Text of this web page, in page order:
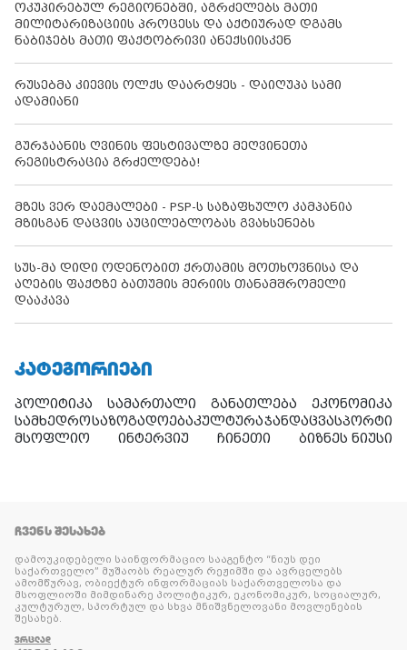
ოკუპირებულ რეგიონებში, აგრძელებს მათი
მილიტარიზაციის პროცესს და აქტიურად დგამს
ნაბიჯებს მათი ფაქტობრივი ანექსიისკენ
რუსებმა კიევის ოლქს დაარტყეს - დაიღუპა სამი
ადამიანი
გურჯაანის ღვინის ფესტივალზე მეღვინეთა
რეგისტრაცია გრძელდება!
მზეს ვერ დაემალები - PSP-ს საზაფხულო კამპანია
მზისგან დაცვის აუცილებლობას გვახსენებს
სუს-მა დიდი ოდენობით ქრთამის მოთხოვნისა და
აღების ფაქტზე ბათუმის მერიის თანამშრომელი
დააკავა
ᲙᲐᲢᲔᲒᲝᲠᲘᲔᲑᲘ
პოლიტიკა სამართალი განათლება
ეკონომიკა
სამხედროსაზოგადოებაკულტურაჯანდაცვასპორტი
მსოფლიო
ინტერვიუ ჩინეთი ბიზნეს ნიუსი
ᲩᲕᲔᲜᲡ ᲨᲔᲡᲐᲮᲔᲑ
დამოუკიდებელი საინფორმაციო სააგენტო “ნიუს დეი
საქართველო” მუშაობს რეალურ რეჟიმში და ავრცელებს
ამომწურავ, ობიექტურ ინფორმაციას საქართველოსა და
მსოფლიოში მიმდინარე პოლიტიკურ, ეკონომიკურ, სოციალურ,
კულტურულ, სპორტულ და სხვა მნიშვნელოვანი მოვლენების
შესახებ.
ᲕᲠᲪᲚᲐᲓ